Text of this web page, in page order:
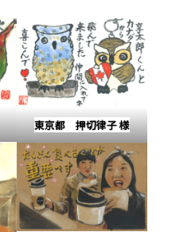
東京都 押切律子 様